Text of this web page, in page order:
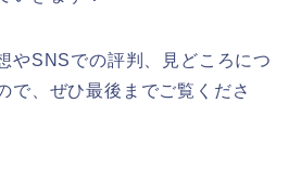
やSNSでの評判、見どころにつ
で、ぜひ最後までご覧くださ